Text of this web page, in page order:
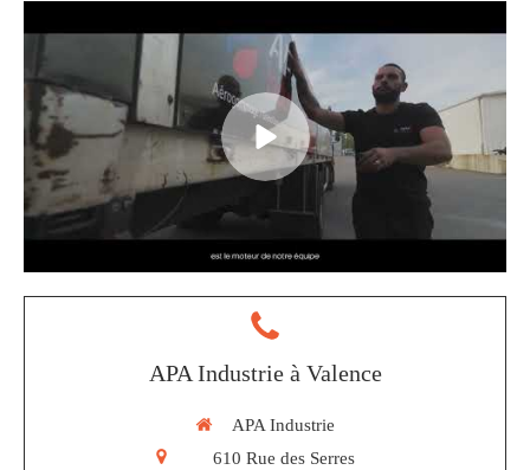
APA Industrie à Valence
APA Industrie
610 Rue des Serres